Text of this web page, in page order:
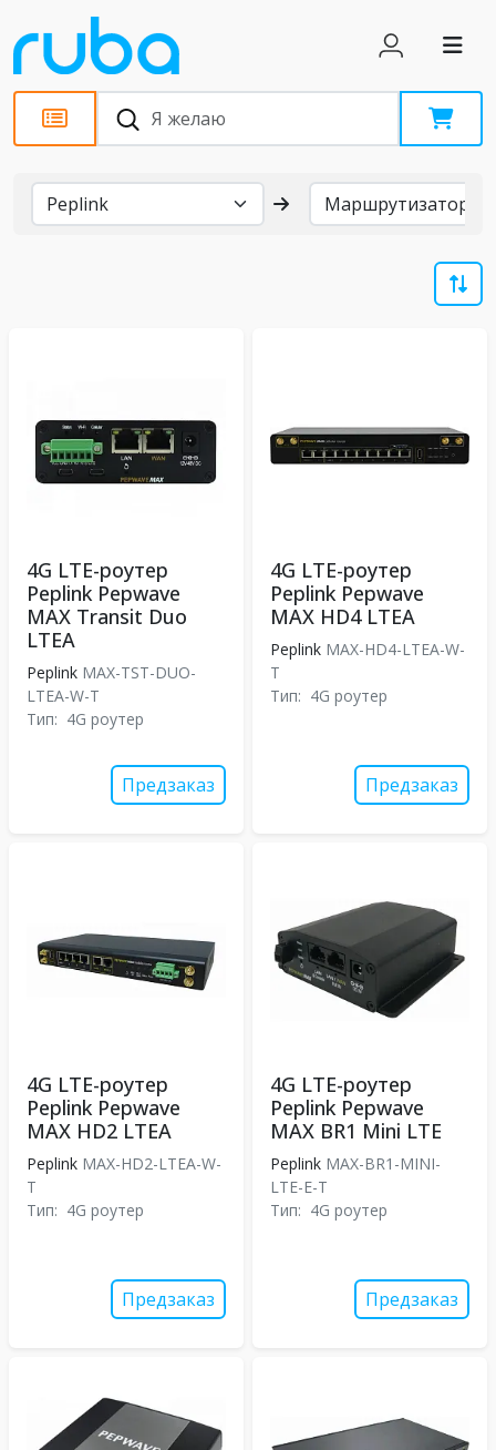
Бренды
4G LTE-роутер
Peplink Pepwave
MAX Transit Duo
LTEA
Peplink MAX-TST-DUO-
LTEA-W-T
Тип: 4G роутер
Предзаказ
4G LTE-роутер
Peplink Pepwave
MAX HD4 LTEA
Peplink MAX-HD4-LTEA-W-
T
Тип: 4G роутер
Предзаказ
4G LTE-роутер
Peplink Pepwave
MAX HD2 LTEA
Peplink MAX-HD2-LTEA-W-
T
Тип: 4G роутер
Предзаказ
4G LTE-роутер
Peplink Pepwave
MAX BR1 Mini LTE
Peplink MAX-BR1-MINI-
LTE-E-T
Тип: 4G роутер
Предзаказ